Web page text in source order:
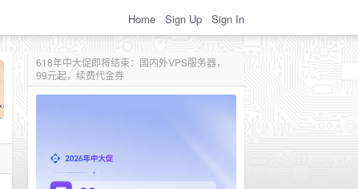
Home Sign Up Sign In
618年中大促即将结束：国内外VPS服务器，
99元起，续费代金券